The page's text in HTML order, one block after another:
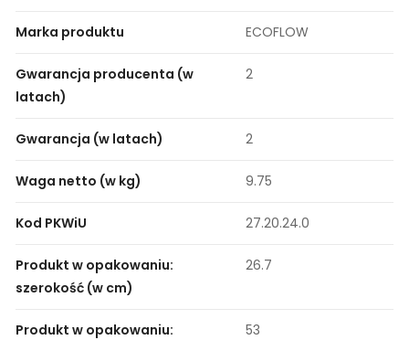
Marka produktu ECOFLOW
Gwarancja producenta (w
latach)
2
Gwarancja (w latach) 2
Waga netto (w kg) 9.75
Kod PKWiU 27.20.24.0
Produkt w opakowaniu:
szerokość (w cm)
26.7
Produkt w opakowaniu:
53